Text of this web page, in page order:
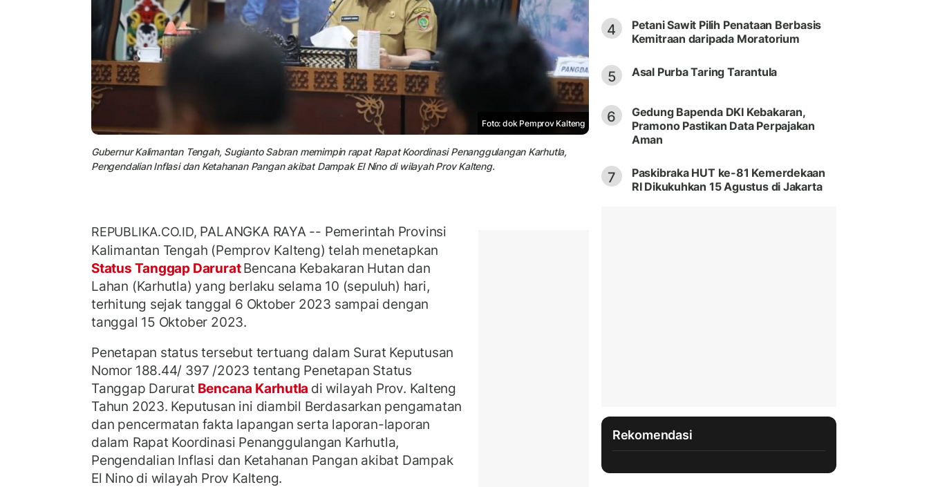
Foto: dok Pemprov Kalteng
Gubernur Kalimantan Tengah, Sugianto Sabran memimpin rapat Rapat Koordinasi Penanggulangan Karhutla,
Pengendalian Inflasi dan Ketahanan Pangan akibat Dampak El Nino di wilayah Prov Kalteng.
REPUBLIKA.CO.ID, PALANGKA RAYA -- Pemerintah Provinsi
Kalimantan Tengah (Pemprov Kalteng) telah menetapkan
Status Tanggap DaruratBencana Kebakaran Hutan dan
Lahan (Karhutla) yang berlaku selama 10 (sepuluh) hari,
terhitung sejak tanggal 6 Oktober 2023 sampai dengan
tanggal 15 Oktober 2023.
Penetapan status tersebut tertuang dalam Surat Keputusan
Nomor 188.44/ 397 /2023 tentang Penetapan Status
Tanggap Darurat Bencana Karhutla di wilayah Prov. Kalteng
Tahun 2023. Keputusan ini diambil Berdasarkan pengamatan
dan pencermatan fakta lapangan serta laporan-laporan
dalam Rapat Koordinasi Penanggulangan Karhutla,
Pengendalian Inflasi dan Ketahanan Pangan akibat Dampak
El Nino di wilayah Prov Kalteng.
4
Petani Sawit Pilih Penataan Berbasis
Kemitraan daripada Moratorium
5 Asal Purba Taring Tarantula
6
Gedung Bapenda DKI Kebakaran,
Pramono Pastikan Data Perpajakan
Aman
7
Paskibraka HUT ke-81 Kemerdekaan
RI Dikukuhkan 15 Agustus di Jakarta
Rekomendasi